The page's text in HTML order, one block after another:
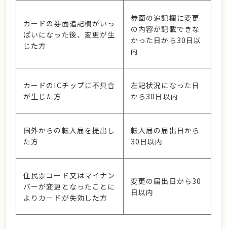
カードの券面追記欄がいっ
ぱいになった後、変更が生
じた方
券面の追記欄に変更
の内容が記載できな
かった日から30日以
内
カードのICチップに不具合
が生じた方
左記状況になった日
から30日以内
国外からの転入届を提出し
た方
転入届の届出日から
30日以内
住民票コード又はマイナン
バーが変更となったことに
よりカードが失効した方
変更の届出日から30
日以内